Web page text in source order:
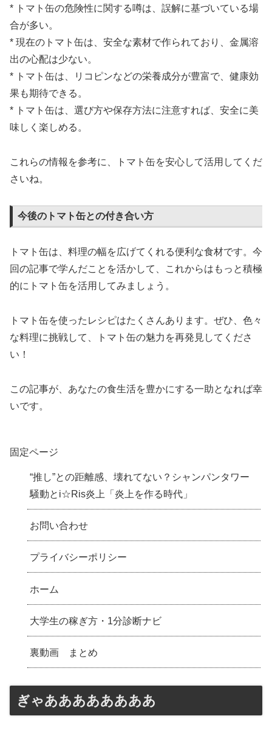
* トマト缶の危険性に関する噂は、誤解に基づいている場
合が多い。
* 現在のトマト缶は、安全な素材で作られており、金属溶
出の心配は少ない。
* トマト缶は、リコピンなどの栄養成分が豊富で、健康効
果も期待できる。
* トマト缶は、選び方や保存方法に注意すれば、安全に美
味しく楽しめる。
これらの情報を参考に、トマト缶を安心して活用してくだ
さいね。
今後のトマト缶との付き合い方
トマト缶は、料理の幅を広げてくれる便利な食材です。今
回の記事で学んだことを活かして、これからはもっと積極
的にトマト缶を活用してみましょう。
トマト缶を使ったレシピはたくさんあります。ぜひ、色々
な料理に挑戦して、トマト缶の魅力を再発見してくださ
い！
この記事が、あなたの食生活を豊かにする一助となれば幸
いです。
固定ページ
“推し”との距離感、壊れてない？シャンパンタワー
騒動とi☆Ris炎上「炎上を作る時代」
お問い合わせ
プライバシーポリシー
ホーム
大学生の稼ぎ方・1分診断ナビ
裏動画 まとめ
ぎゃああああああああ